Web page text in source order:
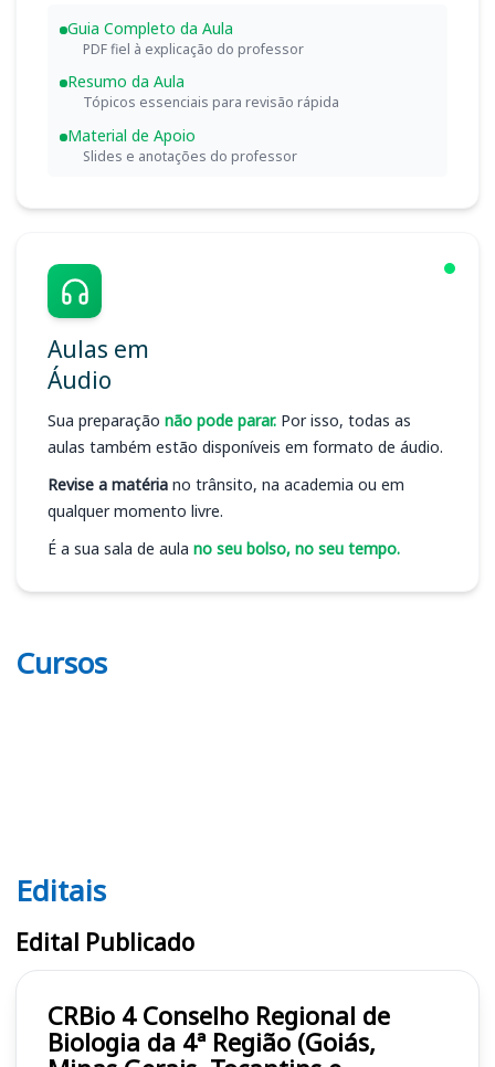
Guia Completo da Aula
PDF fiel à explicação do professor
Resumo da Aula
Tópicos essenciais para revisão rápida
Material de Apoio
Slides e anotações do professor
Aulas em
Áudio
Sua preparação não pode parar. Por isso, todas as
aulas também estão disponíveis em formato de áudio.
Revise a matéria no trânsito, na academia ou em
qualquer momento livre.
É a sua sala de aula no seu bolso, no seu tempo.
Cursos
Editais CRBio 4
Editais
Edital Publicado
CRBio 4 Conselho Regional de
Biologia da 4ª Região (Goiás,